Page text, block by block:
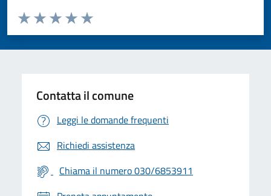
Valuta da 1 a 5 stelle la pagina
Valuta 5 stelle su 5
Valuta 4 stelle su 5
Valuta 3 stelle su 5
Valuta 2 stelle su 5
Valuta 1 stelle su 5
Contatta il comune
Leggi le domande frequenti
Richiedi assistenza
Chiama il numero 030/6853911